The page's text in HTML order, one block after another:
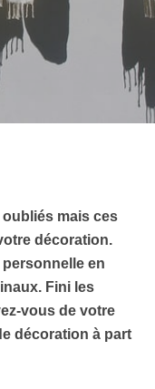
mais ces
décoration.
en
Fini les
vous de votre
décoration à part